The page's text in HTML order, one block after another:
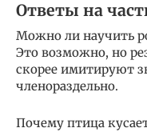
Ответы на
Можно ли научить
Это возможно, но
скорее имитируют
членораздельно.
Почему птица